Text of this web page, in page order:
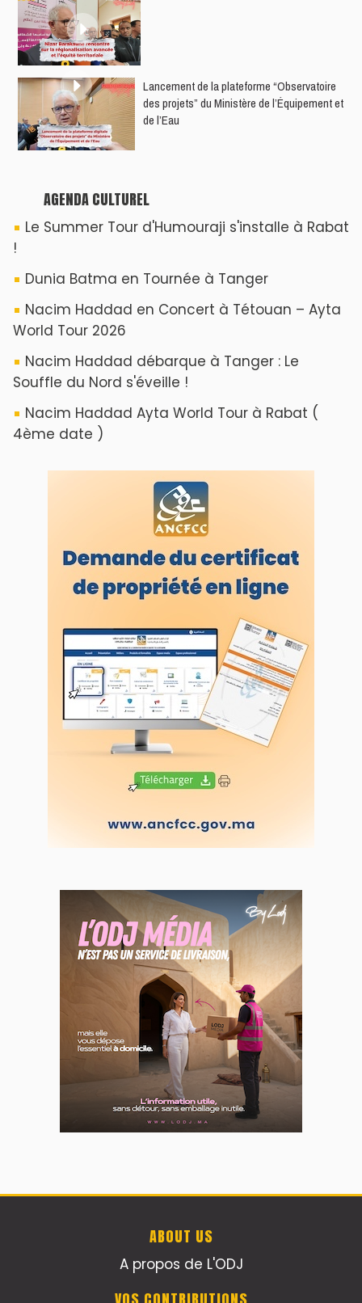
​Lancement de la plateforme “Observatoire
des projets” du Ministère de l’Équipement et
de l’Eau
AGENDA CULTUREL
Le Summer Tour d'Humouraji s'installe à Rabat
!
Dunia Batma en Tournée à Tanger
Nacim Haddad en Concert à Tétouan – Ayta
World Tour 2026
Nacim Haddad débarque à Tanger : Le
Souffle du Nord s'éveille !
Nacim Haddad Ayta World Tour à Rabat (
4ème date )
ABOUT US
A propos de L'ODJ